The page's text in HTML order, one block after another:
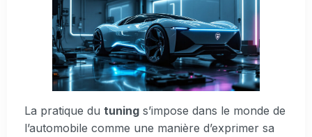
La pratique du tuning s’impose dans le monde de
l’automobile comme une manière d’exprimer sa